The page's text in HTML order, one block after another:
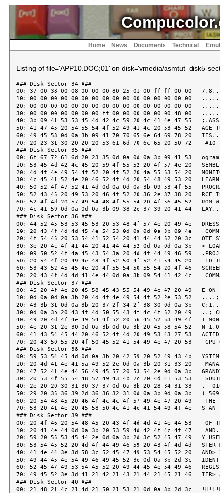
Home News Documents Technical
Listing of file='APP10.DOC;01' on disk='vmedia/asmtut_disk5-
### Disk Sector 34 ###
00: 37 00 38 00 08 00 00 00 80 25 01 00 ff ff 00 00   7.8......%......
10: 00 00 00 00 00 00 00 00 00 00 00 00 00 00 00 00   ................
20: 00 00 00 00 00 00 00 00 00 00 00 00 00 00 00 00   ................
30: 00 00 00 00 00 00 00 ff 00 00 00 00 00 00 48 00   ..............H.
40: 3b 09 41 53 53 45 4d 42 4c 59 20 4c 41 4e 47 55   ;.ASSEMBLY LANGU
50: 41 47 45 20 54 55 54 4f 52 49 41 4c 20 53 45 52   AGE TUTORIAL SER
60: 49 45 53 0d 0a 3b 09 41 70 70 65 6e 64 69 78 20   IES..;.Appendix
70: 20 23 31 30 20 20 20 53 61 6d 70 6c 65 20 50 72    #10   Sample Pr
### Disk Sector 35 ###
00: 6f 67 72 61 6d 20 23 35 0d 0a 0d 0a 3b 09 41 53   ogram #5....;.AS
10: 53 45 4d 42 4c 45 20 59 4f 55 52 20 4f 57 4e 20   SEMBLE YOUR OWN
20: 4d 4f 4e 49 54 4f 52 20 4f 52 20 4a 55 53 54 20   MONITOR OR JUST
30: 4c 45 41 52 4e 20 46 52 4f 4d 20 54 48 49 53 20   LEARN FROM THIS
40: 50 52 4f 47 52 41 4d 0d 0a 0d 0a 3b 09 53 4f 55   PROGRAM....;.SOU
50: 52 43 45 20 49 53 20 46 4f 52 20 36 2e 37 38 20   RCE IS FOR 6.78
60: 52 4f 4d 20 57 49 54 48 4f 55 54 20 4f 56 45 52   ROM WITHOUT OVER
70: 4c 41 59 0d 0a 0d 0a 3b 09 38 2e 37 39 20 41 44   LAY....;.8.79 AD
### Disk Sector 36 ###
00: 44 52 45 53 53 45 53 20 53 48 4f 57 4e 20 49 4e   DRESSES SHOWN IN
10: 20 43 4f 4d 4d 45 4e 54 53 0d 0a 0d 0a 3b 09 4e    COMMENTS....;.N
20: 4f 54 45 20 53 54 41 52 54 20 41 44 44 52 20 3c   OTE START ADDR <
30: 3e 20 4c 4f 41 44 20 41 44 44 52 0d 0a 0d 0a 3b   > LOAD ADDR....;
40: 09 50 52 4f 4a 45 43 54 3a 20 4d 4f 44 49 46 59   .PROJECT: MODIFY
50: 20 54 4f 20 49 4e 43 4f 52 50 4f 52 41 54 45 20    TO INCORPORATE
60: 53 43 52 45 45 4e 20 4f 55 54 50 55 54 20 4f 46   SCREEN OUTPUT OF
70: 20 43 4f 4d 4d 41 4e 44 0d 0a 3b 09 54 41 42 4c    COMMAND..;.TABL
### Disk Sector 37 ###
00: 45 20 4f 4e 20 45 58 45 43 55 54 49 4e 47 20 49   E ON EXECUTING I
10: 0d 0a 0d 0a 3b 20 4d 4f 4e 49 54 4f 52 2e 53 52   ....; MONITOR.SR
20: 43 3b 31 0d 0a 3b 20 37 2f 34 2f 38 30 0d 0a 3b   C;1..; 7/4/80..;
30: 0d 0a 3b 20 43 4f 4d 50 55 43 4f 4c 4f 52 20 49   ..; COMPUCOLOR I
40: 49 20 4d 4f 4e 49 54 4f 52 20 56 45 52 53 49 4f   I MONITOR VERSIO
50: 4e 20 31 2e 30 0d 0a 3b 0d 0a 3b 20 45 58 54 52   N 1.0..;..; EXTR
60: 41 43 54 45 44 20 46 52 4f 4d 20 49 53 43 27 53   ACTED FROM ISC'S
70: 20 43 50 55 20 4f 50 45 52 41 54 49 4e 47 20 53    CPU OPERATING S
### Disk Sector 38 ###
00: 59 53 54 45 4d 0d 0a 3b 20 42 59 20 52 49 43 4b   YSTEM..; BY RICK
10: 20 4d 41 4e 41 5a 49 52 2e 0d 0a 3b 20 31 33 20    MANAZIR...; 13
20: 47 52 41 4e 44 56 49 45 57 20 53 54 2e 0d 0a 3b   GRANDVIEW ST...;
30: 20 53 4f 55 54 48 57 49 43 4b 2c 20 4d 41 53 53    SOUTHWICK, MASS
40: 2e 20 20 30 31 30 37 37 0d 0a 3b 20 28 34 31 33   .  01077..; (413
50: 29 20 35 36 39 2d 36 36 32 31 0d 0a 3b 0d 0a 3b   ) 569-6621..;..;
60: 20 54 48 45 20 46 4f 4c 4c 4f 57 49 4e 47 20 49    THE FOLLOWING I
70: 53 20 41 4e 20 45 58 50 4c 41 4e 41 54 49 4f 4e   S AN EXPLANATION
### Disk Sector 39 ###
00: 20 4f 46 20 54 48 45 20 43 4f 4d 4d 41 4e 44 53    OF THE COMMANDS
10: 20 41 4e 44 0d 0a 3b 20 53 59 4d 42 4f 4c 4f 47    AND..; SYMBOLOG
20: 59 20 55 53 45 44 2e 0d 0a 3b 2d 3c 52 45 47 49   Y USED...;-<REGI
30: 53 54 45 52 20 4d 4f 44 49 46 59 20 43 4f 4d 4d   STER MODIFY COMM
40: 41 4e 44 3e 3d 58 3c 52 45 47 49 53 54 45 52 20   AND>=X<REGISTER
50: 49 44 45 4e 54 49 46 49 45 52 3e 0d 0a 3b 2d 3c   IDENTIFIER>..;-<
60: 52 45 47 49 53 54 45 52 20 49 44 45 4e 54 49 46   REGISTER IDENTIF
70: 49 45 52 3e 3d 41 21 42 21 43 21 44 21 45 21 46   IER>=A!B!C!D!E!F
### Disk Sector 40 ###
00: 21 48 21 4c 21 4d 21 50 21 53 21 0d 0a 3b 2d 3c   !H!L!M!P!S!..;-<
10: 20 23 20 3e 3d 3c 48 45 58 20 41 44 44 52 45 53    # >=<HEX ADDRES
20: 53 3e 0d 0a 3b 2d 3c 20 24 20 3e 3d 3c 48 45 58   S>..;-< $ >=<HEX
30: 20 4e 55 4d 42 45 52 3e 0d 0a 3b 2d 3c 41 53 43    NUMBER>..;-<ASC
40: 49 49 20 4d 45 4d 4f 52 59 20 43 4f 4d 4d 41 4e   II MEMORY COMMAN
50: 44 3e 3d 41 3c 20 23 20 3e 2c 3c 20 23 20 3e 0d   D>=A< # >,< # >.
60: 0a 3b 2d 3c 43 4f 4d 50 41 52 45 20 4d 45 4d 4f   .;-<COMPARE MEMO
70: 52 59 20 43 4f 4d 4d 41 4e 44 3e 3d 43 3c 20 23   RY COMMAND>=C< #
### Disk Sector 41 ###
00: 20 3e 2c 3c 20 23 20 3e 2c 3c 20 23 20 3e 0d 0a    >,< # >,< # >..
10: 3b 2d 3c 44 49 53 50 4c 41 59 20 4d 45 4d 4f 52   ;-<DISPLAY MEMOR
20: 59 20 43 4f 4d 4d 41 4e 44 3e 3d 44 3c 20 23 20   Y COMMAND>=D< #
30: 3e 2c 3c 20 23 20 3e 0d 0a 3b 2d 3c 45 58 49 54   >,< # >..;-<EXIT
40: 20 4d 4f 4e 49 54 4f 52 20 43 4f 4d 4d 41 4e 44    MONITOR COMMAND
50: 3e 3d 45 0d 0a 3b 2d 3c 4e 4f 4e 2d 44 45 53 54   >=E..;-<NON-DEST
60: 52 55 43 54 49 56 45 20 4d 45 4d 4f 52 59 20 54   RUCTIVE MEMORY T
70: 45 53 54 20 43 4f 4d 4d 41 4e 44 3e 3d 4e 3c 20   EST COMMAND>=N<
### Disk Sector 42 ###
00: 23 20 3e 2c 3c 20 23 20 3e 0d 0a 3b 2d 3c 53 45   # >,< # >..;-<SE
10: 41 52 43 48 20 4d 45 4d 4f 52 59 20 43 4f 4d 4d   ARCH MEMORY COMM
20: 41 4e 44 3e 3d 53 3c 20 23 20 3e 2c 3c 20 23 20   AND>=S< # >,< #
30: 3e 2c 3c 20 23 20 3e 2c 3c 20 24 20 3e 0d 0a 3b   >,< # >,< $ >..;
40: 2d 3c 46 49 4c 4c 20 4d 45 4d 4f 52 59 20 43 4f   -<FILL MEMORY CO
50: 4d 4d 41 4e 44 3e 3d 46 3c 20 23 20 3e 2c 3c 20   MMAND>=F< # >,<
60: 23 20 3e 2c 3c 20 24 20 3e 0d 0a 3b 2d 3c 50 52   # >,< $ >..;-<PR
70: 4f 47 52 41 4d 20 45 58 45 43 55 54 45 20 43 4f   OGRAM EXECUTE CO
### Disk Sector 43 ###
00: 4d 4d 41 4e 44 3e 3d 47 3c 20 23 20 3e 2c 3c 20   MMAND>=G< # >,<
10: 23 20 3e 2c 3c 20 23 20 3e 0d 0a 3b 2d 3c 48 45   # >,< # >..;-<HE
20: 58 41 44 45 43 49 4d 41 4c 20 41 52 49 54 48 45   XADECIMAL ARITHE
30: 4d 45 54 49 43 20 43 4f 4d 4d 41 4e 44 3e 3d 48   METIC COMMAND>=H
40: 3c 20 23 20 3e 2c 3c 20 23 20 3e 0d 0a 3b 2d 3c   < # >,< # >..;-<
50: 4d 4f 56 45 20 4d 45 4d 4f 52 59 20 43 4f 4d 4d   MOVE MEMORY COMM
60: 41 4e 44 3e 3d 4d 3c 20 23 20 3e 2c 3c 20 23 20   AND>=M< # >,< #
70: 3e 2c 3c 20 23 20 3e 0d 0a 3b 2d 3c 53 55 42 53   >,< # >..;-<SUBS
### Disk Sector 44 ###
00: 54 49 54 55 54 45 20 4d 45 4d 4f 52 59 20 43 4f   TITUTE MEMORY CO
10: 4d 4d 41 4e 44 3e 3d 53 3c 20 23 20 3e 0d 0a 3b   MMAND>=S< # >..;
20: 2d 3c 48 45 58 20 44 49 47 49 54 3e 3d 30 21 31   -<HEX DIGIT>=0!1
30: 21 32 21 33 21 34 21 35 21 36 21 37 21 38 21 39   !2!3!4!5!6!7!8!9
40: 21 41 21 42 21 43 21 44 21 45 21 46 21 0d 0a 3b   !A!B!C!D!E!F!..;
50: 0d 0a 3b 2d 53 59 53 54 45 4d 20 53 49 47 4e 53   ..;-SYSTEM SIGNS
60: 20 4f 4e 20 57 49 54 48 20 3c 43 52 3e 3c 4c 46    ON WITH <CR><LF
70: 3e 3c 2e 3e 0d 0a 3b 0d 0a 4c 46 09 45 51 55 09   ><.>..;..LF.EQU.
### Disk Sector 45 ###
00: 31 30 09 3b 20 3c 41 53 43 49 49 20 4c 49 4e 45   10.; <ASCII LINE
10: 46 45 45 44 3e 0d 0a 4b 54 53 54 09 45 51 55 09   FEED>..KTST.EQU.
20: 30 30 32 34 48 09 3b 20 4b 45 59 42 4f 41 52 44   0024H.; KEYBOARD
30: 20 53 43 41 4e 4e 45 52 0d 0a 43 52 09 45 51 55    SCANNER..CR.EQU
40: 09 30 44 48 09 3b 20 3c 41 53 43 49 49 20 43 41   .0DH.; <ASCII CA
50: 52 52 49 41 47 45 20 52 45 54 55 52 4e 3e 0d 0a   RRIAGE RETURN>..
60: 4f 53 54 52 09 45 51 55 09 33 33 46 34 48 09 3b   OSTR.EQU.33F4H.;
70: 20 28 31 38 32 41 29 20 4f 55 54 50 55 54 53 20    (182A) OUTPUTS
### Disk Sector 46 ###
00: 53 54 52 49 4e 47 20 54 4f 20 43 52 54 0d 0a 49   STRING TO CRT..I
10: 4e 50 43 52 54 09 45 51 55 09 38 31 43 35 48 09   NPCRT.EQU.81C5H.
20: 3b 20 4a 55 4d 50 20 56 45 43 54 4f 52 20 23 33   ; JUMP VECTOR #3
30: 31 0d 0a 4b 42 44 46 4c 09 45 51 55 09 38 31 44   1..KBDFL.EQU.81D
40: 46 48 09 3b 20 48 4f 4c 44 53 20 4e 55 4d 42 45   FH.; HOLDS NUMBE
50: 52 20 4f 46 20 4a 55 4d 50 20 56 45 43 54 4f 52   R OF JUMP VECTOR
60: 20 46 4f 52 20 54 48 45 0d 0a 09 09 09 3b 20 20    FOR THE.....;
70: 4b 45 59 42 4f 41 52 44 0d 0a 4b 42 52 44 59 09   KEYBOARD..KBRDY.
### Disk Sector 47 ###
00: 45 51 55 09 38 31 46 46 48 09 3b 20 4b 45 59 42   EQU.81FFH.; KEYB
10: 4f 41 52 44 20 52 45 41 44 59 20 46 4c 41 47 0d   OARD READY FLAG.
20: 0a 4c 42 59 54 09 45 51 55 09 33 33 39 42 48 09   .LBYT.EQU.339BH.
30: 3b 20 28 31 37 44 31 29 20 4c 49 53 54 53 20 41   ; (17D1) LISTS A
40: 20 42 59 54 45 20 41 53 20 54 57 4f 20 41 53 43    BYTE AS TWO ASC
50: 49 49 20 43 48 41 52 41 43 54 45 52 53 0d 0a 4e   II CHARACTERS..N
60: 49 42 4c 09 45 51 55 09 33 33 42 33 48 09 3b 20   IBL.EQU.33B3H.;
70: 28 31 37 45 39 29 20 38 2d 42 49 54 20 41 53 43   (17E9) 8-BIT ASC
### Disk Sector 48 ###
00: 49 49 20 54 4f 20 34 2d 42 49 54 20 48 45 58 0d   II TO 4-BIT HEX.
10: 0a 43 4d 50 44 48 09 45 51 55 09 33 34 35 33 48   .CMPDH.EQU.3453H
20: 09 3b 20 28 31 38 38 39 29 20 43 4f 4d 50 41 52   .; (1889) COMPAR
30: 45 53 20 44 26 45 20 54 4f 20 48 26 4c 0d 0a 41   ES D&E TO H&L..A
40: 44 48 4c 41 09 45 51 55 09 33 35 31 38 48 09 3b   DHLA.EQU.3518H.;
50: 20 28 31 39 34 45 29 20 41 44 44 53 20 41 20 57    (194E) ADDS A W
60: 49 54 48 20 43 41 52 52 59 20 54 4f 20 48 26 4c   ITH CARRY TO H&L
70: 0d 0a 4c 4f 09 45 51 55 09 33 33 39 32 48 09 3b   ..LO.EQU.3392H.;
### Disk Sector 49 ###
00: 20 28 31 37 43 38 29 20 4f 55 54 50 55 54 53 20    (17C8) OUTPUTS
10: 41 20 52 45 47 49 53 54 45 52 20 54 4f 20 53 43   A REGISTER TO SC
20: 52 45 45 4e 0d 0a 53 54 41 43 4b 09 45 51 55 09   REEN..STACK.EQU.
30: 30 42 46 46 46 48 09 3b 20 53 54 41 43 4b 20 50   0BFFFH.; STACK P
40: 4f 49 4e 54 45 52 0d 0a 53 55 42 48 44 09 45 51   OINTER..SUBHD.EQ
50: 55 09 33 34 35 39 48 09 3b 20 28 31 38 38 46 29   U.3459H.; (188F)
60: 20 53 55 42 54 52 41 43 54 53 20 41 20 57 49 54    SUBTRACTS A WIT
70: 48 20 43 41 52 52 59 20 46 52 4f 4d 20 48 26 4c   H CARRY FROM H&L
### Disk Sector 50 ###
00: 0d 0a 55 56 45 43 09 45 51 55 09 38 31 42 46 48   ..UVEC.EQU.81BFH
10: 09 3b 20 22 45 53 43 20 55 53 45 52 22 20 56 45   .; "ESC USER" VE
20: 43 54 4f 52 0d 0a 52 53 54 31 4a 09 45 51 55 09   CTOR..RST1J.EQU.
30: 38 31 43 38 48 09 3b 20 52 45 53 54 41 52 54 20   81C8H.; RESTART
40: 56 45 43 54 4f 52 20 4a 55 4d 50 53 20 48 45 52   VECTOR JUMPS HER
50: 45 20 46 52 4f 4d 20 52 4f 4d 0d 0a 42 4c 4b 09   E FROM ROM..BLK.
60: 45 51 55 09 33 34 42 33 48 09 3b 20 28 31 38 45   EQU.34B3H.; (18E
70: 39 29 20 50 52 49 4e 54 20 41 20 53 50 4